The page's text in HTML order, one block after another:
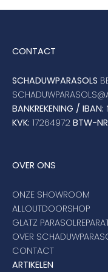
CONTACT
SCHADUWPARASOLS
BANKREKENING / IBAN:
KVK: 17264972 BTW-
OVER ONS
ONZE SHOWROOM
ALLOUTDOORSHOP
GLATZ
OVER
CONTACT
ARTIKELEN